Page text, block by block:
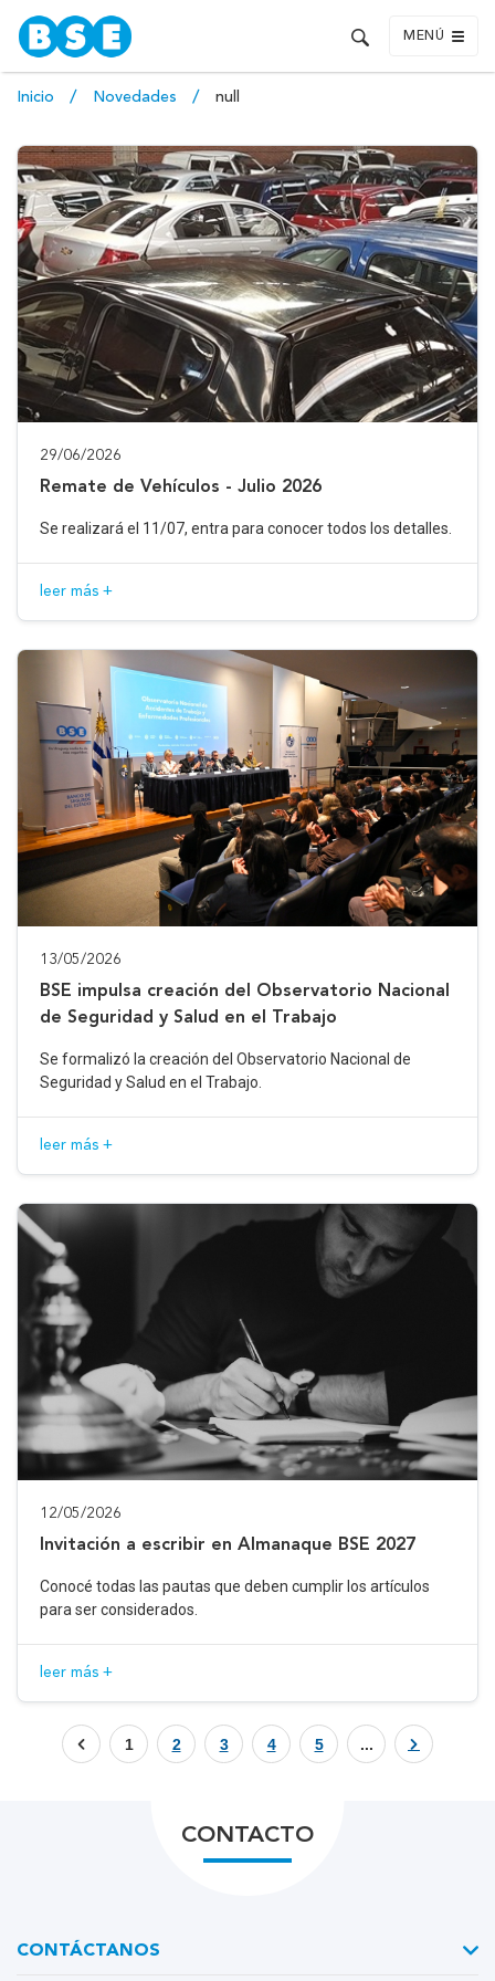
MENÚ
Inicio Novedades null
29/06/2026
Remate de Vehículos - Julio 2026
Se realizará el 11/07, entra para conocer todos los detalles.
leer más +
13/05/2026
BSE impulsa creación del Observatorio Nacional
de Seguridad y Salud en el Trabajo
Se formalizó la creación del Observatorio Nacional de
Seguridad y Salud en el Trabajo.
leer más +
12/05/2026
Invitación a escribir en Almanaque BSE 2027
Conocé todas las pautas que deben cumplir los artículos
para ser considerados.
leer más +
1 2 3 4 5 ...
CONTACTO
CONTÁCTANOS